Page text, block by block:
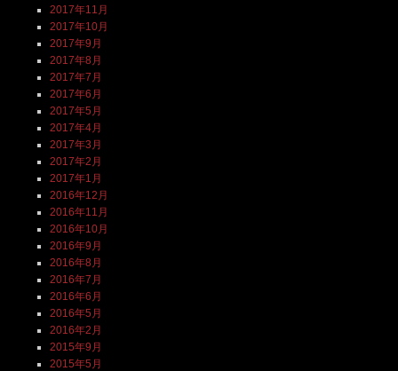
2017年11月
2017年10月
2017年9月
2017年8月
2017年7月
2017年6月
2017年5月
2017年4月
2017年3月
2017年2月
2017年1月
2016年12月
2016年11月
2016年10月
2016年9月
2016年8月
2016年7月
2016年6月
2016年5月
2016年2月
2015年9月
2015年5月